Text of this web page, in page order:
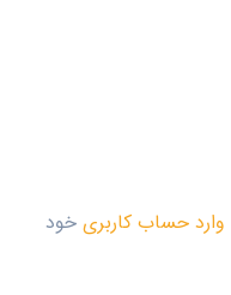
وارد حساب کاربری خود